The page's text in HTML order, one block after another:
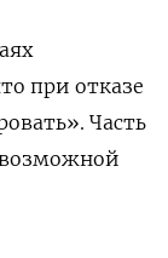
при отказе
Часть
возможной